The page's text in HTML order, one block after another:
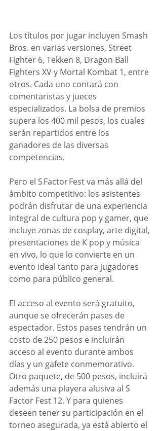
Los títulos por jugar incluyen Smash
Bros. en varias versiones, Street
Fighter 6, Tekken 8, Dragon Ball
Fighters XV y Mortal Kombat 1, entre
otros. Cada uno contará con
comentaristas y jueces
especializados. La bolsa de premios
supera los 400 mil pesos, los cuales
serán repartidos entre los
ganadores de las diversas
competencias.
Pero el S Factor Fest va más allá del
ámbito competitivo: los asistentes
podrán disfrutar de una experiencia
integral de cultura pop y gamer, que
incluye zonas de cosplay, arte digital,
presentaciones de K pop y música
en vivo, lo que lo convierte en un
evento ideal tanto para jugadores
como para público general.
El acceso al evento será gratuito,
aunque se ofrecerán pases de
espectador. Estos pases tendrán un
costo de 250 pesos e incluirán
acceso al evento durante ambos
días y un gafete conmemorativo.
Otro paquete, de 500 pesos, incluirá
además una playera alusiva al S
Factor Fest 12. Y para quienes
deseen tener su participación en el
torneo asegurada, ya está abierto el